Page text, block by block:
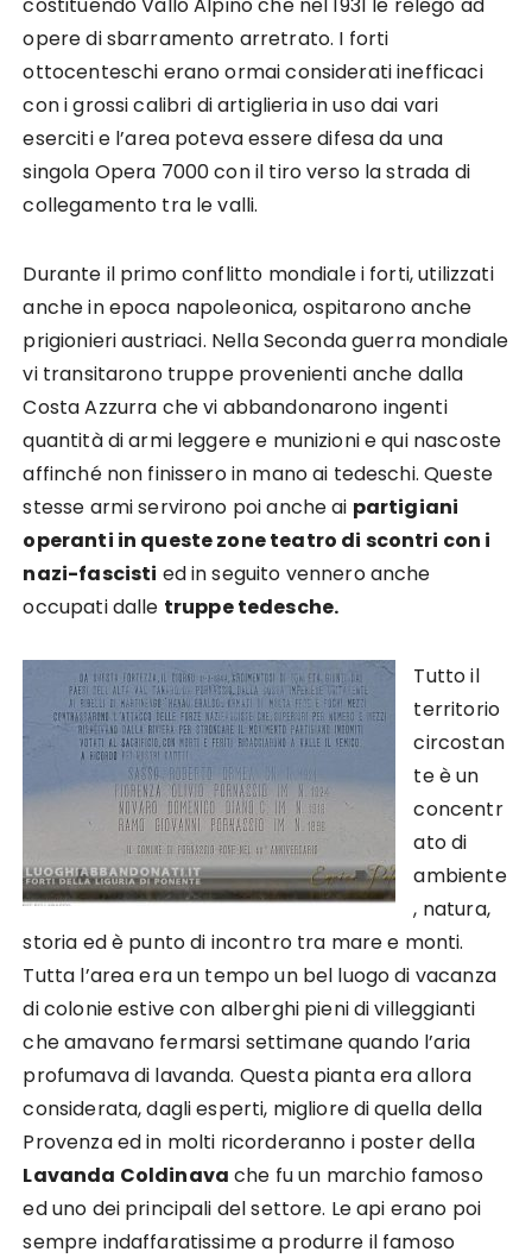
costituendo Vallo Alpino che nel 1931 le relegò ad
opere di sbarramento arretrato. I forti
ottocenteschi erano ormai considerati inefficaci
con i grossi calibri di artiglieria in uso dai vari
eserciti e l’area poteva essere difesa da una
singola Opera 7000 con il tiro verso la strada di
collegamento tra le valli.
Durante il primo conflitto mondiale i forti, utilizzati
anche in epoca napoleonica, ospitarono anche
prigionieri austriaci. Nella Seconda guerra mondiale
vi transitarono truppe provenienti anche dalla
Costa Azzurra che vi abbandonarono ingenti
quantità di armi leggere e munizioni e qui nascoste
affinché non finissero in mano ai tedeschi. Queste
stesse armi servirono poi anche ai partigiani
operanti in queste zone teatro di scontri con i
nazi-fascisti ed in seguito vennero anche
occupati dalle truppe tedesche.
Tutto il
territorio
circostan
te è un
concentr
ato di
ambiente
, natura,
storia ed è punto di incontro tra mare e monti.
Tutta l’area era un tempo un bel luogo di vacanza
di colonie estive con alberghi pieni di villeggianti
che amavano fermarsi settimane quando l’aria
profumava di lavanda. Questa pianta era allora
considerata, dagli esperti, migliore di quella della
Provenza ed in molti ricorderanno i poster della
Lavanda Coldinava che fu un marchio famoso
ed uno dei principali del settore. Le api erano poi
sempre indaffaratissime a produrre il famoso